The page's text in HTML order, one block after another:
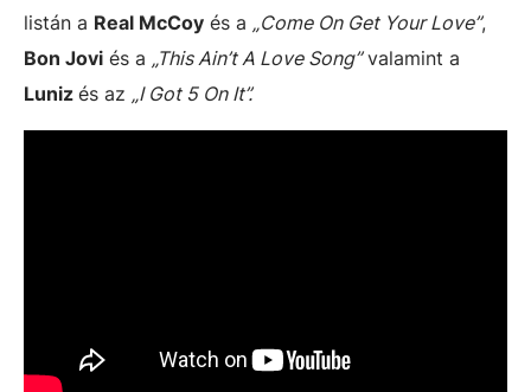
listán a Real McCoy és a „Come On Get Your Love”,
Bon Jovi és a „This Ain’t A Love Song”valamint a
Luniz és az „I Got 5 On It”.